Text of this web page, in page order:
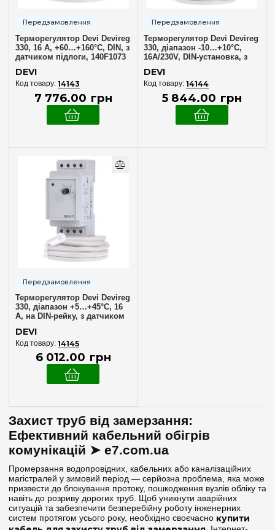
Регулятор температури (3)
Терморегулятор(3)
Термостат
Терморегулятор Devi Devireg
330, 16 A, +60…+160°C, DIN, з
датчиком підлоги, 140F1073
DEVI
14143
7 776.00 грн
Терморегулятор Devi Devireg
330, діапазон -10…+10°C,
16A/230V, DIN-установка, з
140F1070
DEVI
14144
5 844.00 грн
Терморегулятор Devi Devireg
330, діапазон +5…+45°C, 16
A, на DIN-рейку, з датчиком
DEVI
14145
6 012.00 грн
Захист труб від замерзання:
Ефективний кабельний обігрів
комунікацій ➤ e7.com.ua
Промерзання водопровідних, кабельних або каналізаційних
магістралей у зимовий період — серйозна проблема, яка може
призвести до блокування протоку, пошкодження вузлів обліку та
навіть до розриву дорогих труб. Щоб уникнути аварійних
ситуацій та забезпечити безперебійну роботу інженерних
систем протягом усього року, необхідно своєчасно купити